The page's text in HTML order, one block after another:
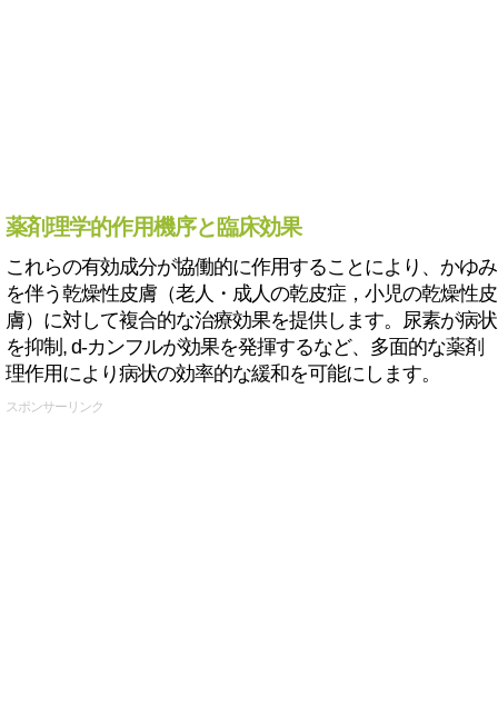
薬剤理学的作用機序と臨床効果
これらの有効成分が協働的に作用することにより、かゆみ
を伴う乾燥性皮膚（老人・成人の乾皮症，小児の乾燥性皮
膚）に対して複合的な治療効果を提供します。尿素が病状
を抑制, d-カンフルが効果を発揮するなど、多面的な薬剤
理作用により病状の効率的な緩和を可能にします。
スポンサーリンク